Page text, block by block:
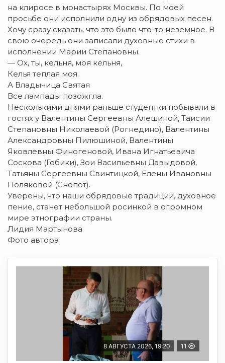
на клиросе в монастырях Москвы. По моей
просьбе они исполнили одну из обрядовых песен.
Хочу сразу сказать, что это было что-то неземное. В
свою очередь они записали духовные стихи в
исполнении Марии Степановны.
— Ох, ты, кельня, моя кельня,
Келья теплая моя.
А Владычица Святая
Все лампады позожгла.
Несколькими днями раньше студентки побывали в
гостях у Валентины Сергеевны Алешиной, Таисии
Степановны Николаевой (Рогнедино), Валентины
Александровны Пилюшиной, Валентины
Яковлевны Финогеновой, Ивана Игнатьевича
Соскова (Гобики), Зои Васильевны Давыдовой,
Татьяны Сергеевны Свинтицкой, Елены Ивановны
Поляковой (Снопот).
Уверены, что наши обрядовые традиции, духовное
пение, станет небольшой росинкой в огромном
мире этнографии страны.
Лидия Мартынова
Фото автора
8 АВГУСТА 2026, 19:20 11